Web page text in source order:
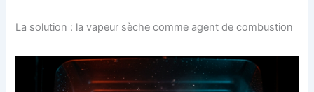
La solution : la vapeur sèche comme agent de combustion